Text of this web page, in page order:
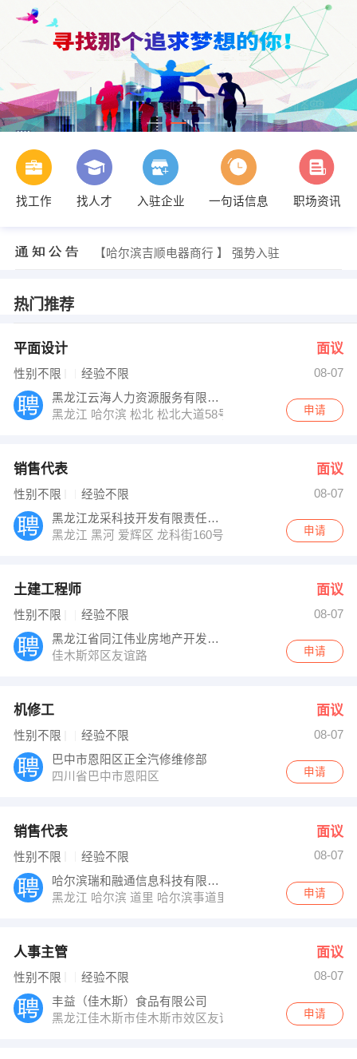
找工作 找人才 入驻企业 一句话信息
职场资讯
【哈尔滨吉顺电器商行 】 强势入驻
发布 [人事主管 ] 招聘信息
【太平财险通江支公司】 强势入驻
热门推荐
平面设计 面议
性别不限 经验不限
08-07
黑龙江云海人力资源服务有限公司
黑龙江 哈尔滨 松北 松北大道58号鹰沙大厦
申请
销售代表 面议
性别不限 经验不限
08-07
黑龙江龙采科技开发有限责任公司黑河分公司
黑龙江 黑河 爱辉区 龙科街160号
申请
土建工程师 面议
性别不限 经验不限
08-07
黑龙江省同江伟业房地产开发股份有限公司
佳木斯郊区友谊路
申请
机修工 面议
性别不限 经验不限
08-07
巴中市恩阳区正全汽修维修部
四川省巴中市恩阳区
申请
销售代表 面议
性别不限 经验不限
08-07
哈尔滨瑞和融通信息科技有限公司
黑龙江 哈尔滨 道里 哈尔滨事道里区群力
申请
人事主管 面议
性别不限 经验不限
08-07
丰益（佳木斯）食品有限公司
黑龙江佳木斯市佳木斯市效区友谊路老食品二厂申请